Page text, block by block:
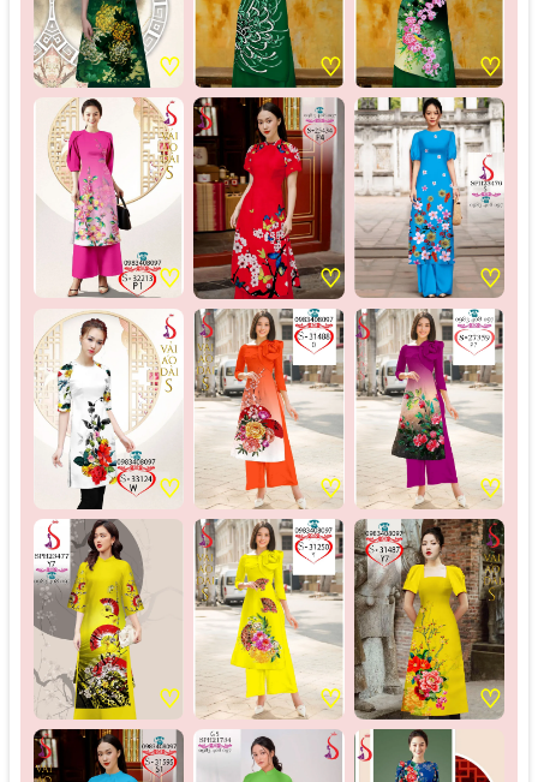
♡ ♡ ♡
♡ ♡ ♡
♡ ♡ ♡
♡ ♡ ♡